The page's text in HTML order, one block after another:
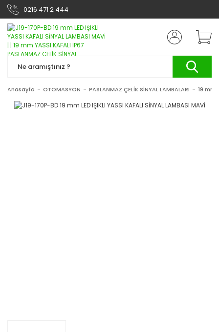
0216 471 2 444
Anasayfa OTOMASYON PASLANMAZ ÇELİK SİNYAL LAMBALARI 19 mm